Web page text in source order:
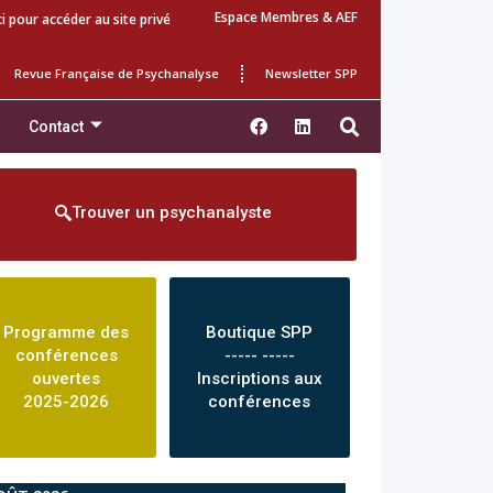
pour accéder au site privé Espace Membres & AEF
Revue Française de Psychanalyse Newsletter SPP
Contact
Trouver un psychanalyste
Programme des
conférences
ouvertes
2025-2026
Boutique SPP
----- -----
Inscriptions aux
conférences